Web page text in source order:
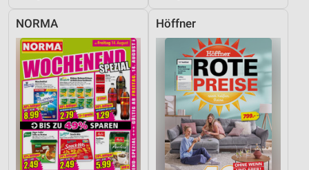
NORMA Höffner